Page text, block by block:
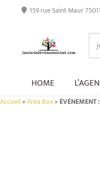
159 rue Saint Maur
HOME
Accueil»Area Box»